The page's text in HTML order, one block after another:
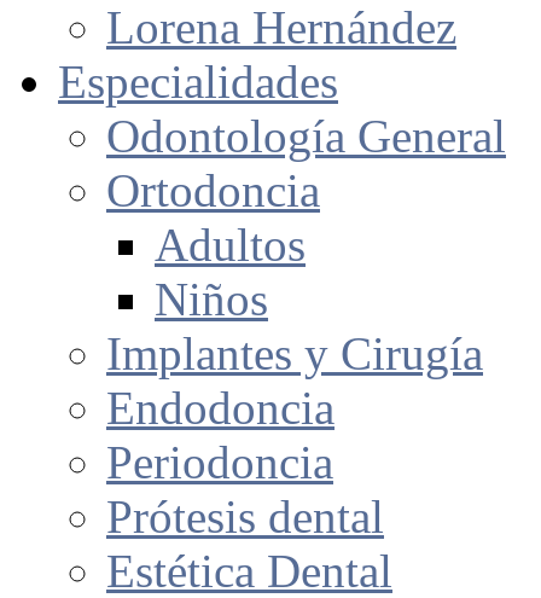
Lorena Hernández
Especialidades
Odontología General
Ortodoncia
Adultos
Niños
Implantes y Cirugía
Endodoncia
Periodoncia
Prótesis dental
Estética Dental